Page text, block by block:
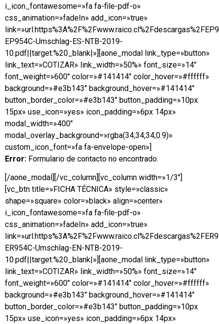
i_icon_fontawesome=»fa fa-file-pdf-o»
css_animation=»fadeIn» add_icon=»true»
EP954C-Umschlag-ES-NTB-2019-
10.pdf||target:%20_blank|»][aone_modal link_type=»button»
link_text=»COTIZAR» link_width=»50%» font_size=»14″
font_weight=»600″ color=»#141414″ color_hover=»#ffffff»
background=»#e3b143″ background_hover=»#141414″
button_border_color=»#e3b143″ button_padding=»10px
15px» use_icon=»yes» icon_padding=»6px 14px»
modal_width=»400″
modal_overlay_background=»rgba(34,34,34,0.9)»
custom_icon_font=»fa fa-envelope-open»]
Error: Formulario de contacto no encontrado.
[/aone_modal][/vc_column][vc_column width=»1/3″]
[vc_btn title=»FICHA TÉCNICA» style=»classic»
shape=»square» color=»black» align=»center»
i_icon_fontawesome=»fa fa-file-pdf-o»
css_animation=»fadeIn» add_icon=»true»
ER954C-Umschlag-EN-NTB-2019-
10.pdf||target:%20_blank|»][aone_modal link_type=»button»
link_text=»COTIZAR» link_width=»50%» font_size=»14″
font_weight=»600″ color=»#141414″ color_hover=»#ffffff»
background=»#e3b143″ background_hover=»#141414″
button_border_color=»#e3b143″ button_padding=»10px
15px» use_icon=»yes» icon_padding=»6px 14px»